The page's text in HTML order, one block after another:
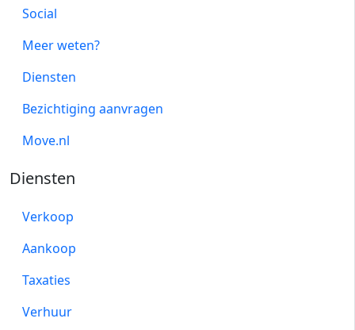
Social
Meer weten?
Diensten
Bezichtiging aanvragen
Move.nl
Diensten
Verkoop
Aankoop
Taxaties
Verhuur